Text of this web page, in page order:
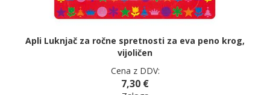
Apli Luknjač za ročne spretnosti za eva peno krog,
vijoličen
Cena z DDV:
7,30 €